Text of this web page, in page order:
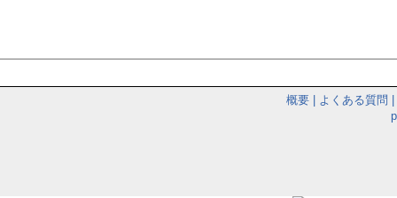
概要 よくある質問